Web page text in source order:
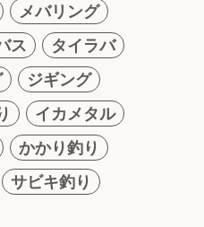
メバリング
ス
タイラバ
ジギング
イカメタル
かかり釣り
サビキ釣り